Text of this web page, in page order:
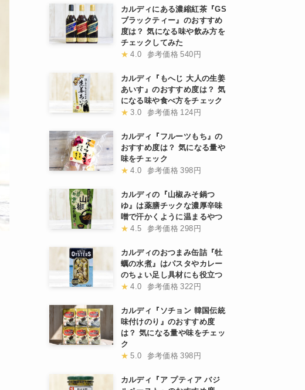
カルディにある濃縮紅茶『GS
ブラックティー』のおすすめ
度は？ 気になる味や飲み方を
チェックしてみた
★ 4.0 参考価格 540円
カルディ『もへじ 大人の生姜
あいす』のおすすめ度は？ 気
になる味や食べ方をチェック
★ 3.0 参考価格 124円
カルディ『フルーツもち』の
おすすめ度は？ 気になる量や
味をチェック
★ 4.0 参考価格 398円
カルディの『山椒みそ鍋つ
ゆ』は薬膳チックな濃厚辛味
噌で汗かくように温まるやつ
★ 4.5 参考価格 298円
カルディのおつまみ缶詰『牡
蠣の水煮』はパスタやカレー
のちょい足し具材にも役立つ
★ 4.0 参考価格 322円
カルディ『ソチョン 韓国伝統
味付けのり』のおすすめ度
は？ 気になる量や味をチェッ
ク
★ 5.0 参考価格 398円
カルディ『ア プティア バジ